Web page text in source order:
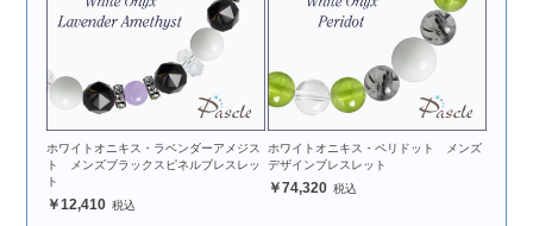
ホワイトオニキス・ラベンダーアメジス
ト メンズブラックスピネルブレスレッ
ト
12,410
ホワイトオニキス・ペリドット メンズ
デザインブレスレット
74,320